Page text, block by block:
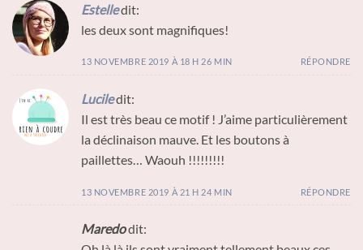
Estelledit:
les deux sont magnifiques!
13 NOVEMBRE 2019 À 18 H 26 MIN RÉPONDRE
Luciledit:
Il est très beau ce motif ! J’aime particulièrement
la déclinaison mauve. Et les boutons à
paillettes… Waouh !!!!!!!!!
13 NOVEMBRE 2019 À 21 H 24 MIN RÉPONDRE
Maredodit: